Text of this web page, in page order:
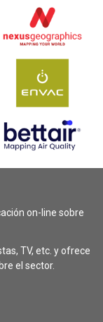
on-line sobre
TV, etc. y ofrece
el sector.